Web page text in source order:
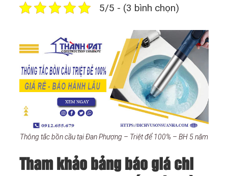
5/5 - (3 bình chọn)
Thông tắc bồn cầu tại Đan Phượng – Triệt để 100% – BH 5 năm
Tham khảo bảng báo giá chi